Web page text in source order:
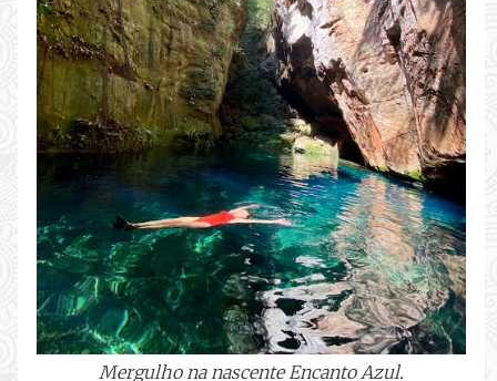
Mergulho na nascente Encanto Azul.